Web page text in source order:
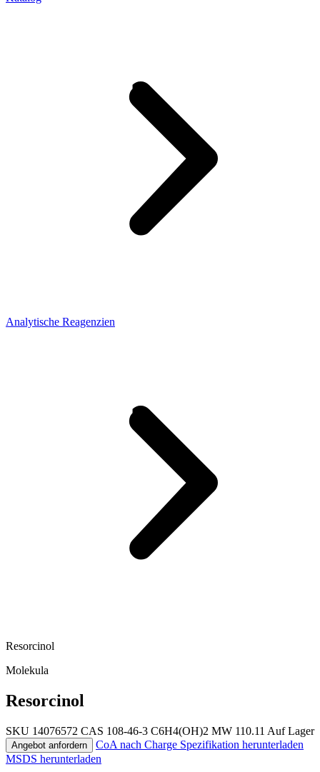
Analytische Reagenzien
Resorcinol
Molekula
Resorcinol
SKU 14076572 CAS 108-46-3 C6H4(OH)2 MW 110.11 Auf Lager
Angebot anfordern CoA nach Charge Spezifikation herunterladen
MSDS herunterladen